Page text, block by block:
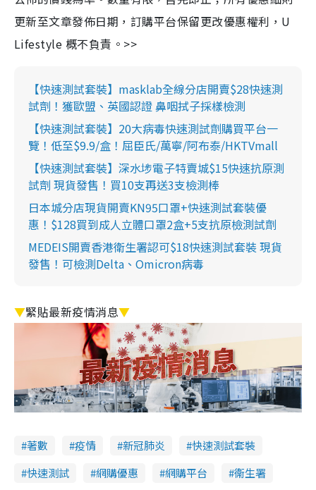
更新至文章發佈日期，訂購平台保留更改優惠權利，U
Lifestyle 概不負責。>>
【快速測試套裝】masklab全線分店開賣$28快速測
試劑！獲歐盟、英國認證 鼻咽拭子採樣檢測
【快速測試套裝】20大病毒快速測試劑購買平台一
覽！低至$9.9/盒！屈臣氏/萬寧/阿布泰/HKTVmall
【快速測試套裝】深水埗電子特賣城$15快速抗原測
試劑 現貨發售！買10支再送3支檢測棒
日本城分店現貨開賣KN95口罩+快速測試套裝優
惠！$128買到成人立體口罩2盒+5支抗原檢測試劑
MEDEIS開賣香港衛生署認可$18快速測試套裝 現貨
發售！可檢測Delta、Omicron病毒
▼緊貼最新疫情消息▼
著數 疫情 新冠肺炎
快速測試套裝
快速測試
網購優惠 網購平台
衞生署